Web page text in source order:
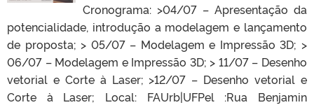
Cronograma: >04/07 – Apresentação da
potencialidade, introdução a modelagem e lançamento
de proposta; > 05/07 – Modelagem e Impressão 3D; >
06/07 – Modelagem e Impressão 3D; > 11/07 – Desenho
vetorial e Corte à Laser; >12/07 – Desenho vetorial e
Corte à Laser; Local: FAUrb|UFPel :Rua Benjamin